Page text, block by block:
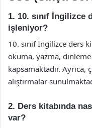
1. 10. sınıf İngilizce
işleniyor?
10. sınıf İngilizce ders
okuma, yazma,
kapsamaktadır.
alıştırmalar
2. Ders kitabında
var?